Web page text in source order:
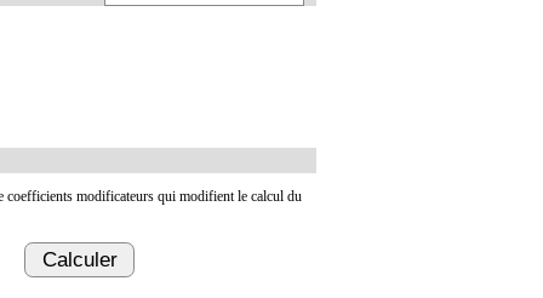
coefficients modificateurs qui modifient le calcul du
Calculer